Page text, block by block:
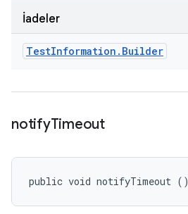
İadeler
TestInformation . Builder
notifyTimeout
public void notifyTimeout ()